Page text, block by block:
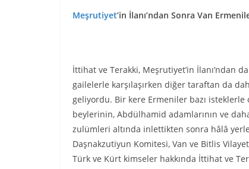
Meşrutiyet’in İlanı’ndan Sonra Van
İttihat ve Terakki, Meşrutiyet’in İlanı’ndan
gailelerle karşılaşırken diğer taraftan da
geliyordu. Bir kere Ermeniler bazı
beylerinin, Abdülhamid adamlarının ve
zulümleri altında inlettikten sonra hâlâ
Daşnakzutiyun Komitesi, Van ve Bitlis
Türk ve Kürt kimseler hakkında İttihat ve